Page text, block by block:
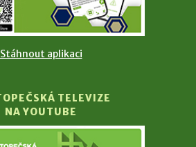
Stáhnout aplikaci
TELEVIZE
NA YOUTUBE